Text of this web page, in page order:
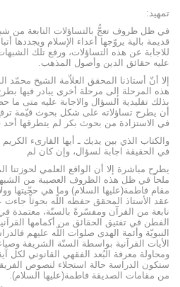
تمهيد:
في ظل ظروف تعجُّ بالتساؤلات النابعة من
قديمة بالية يروّجها أعداء الإسلام ويجددها
للاجابة عن هذه التساؤلات، ورفع تلك
عليه حقائق الدين وأصول المذهب.
إلا أنّ أستاذنا المحقق العلاّمة الشيخ محمّد
هذه المرحلة إلى مرحلة أخرى يبادر فيها
بذلك تقليدية السؤال والاجابة عليه متى
أن يطرح تساؤلاته على شكل بحوث قيّمة
في الاستزادة من بحوث بكر لم يتطرقها أحد
والكتاب الذي بين يديك ـ أيها القارىء
في الحقيقة اجابة لسؤال، وإن كان لم
يطرح مباشرة إلا أن الواقع العلمي لحوزتنا
ملحاً في ظل هذه الظروف العصيبة من
مقام فاطمة(عليها السلام) وما هي حجّيتها
عقد الأستاذ المحقق حفظه اللّه بحوثاً
نابعة من القرآن ومفسّرةً بالسنّة، معتمدة
الفطن في تفتيق الحقائق من أكمامها
النبويّة وأئمة الهدى صلوات اللّه عليهم
الأيات القرآنية بواسطة السنّة الشريفة
ومحاولة معرفة البُعد الفقهي القانوني لكل
ستكون الدراسة حالة استجلاء لنصوص
من مقامات الصديقة فاطمة(عليها السلام).